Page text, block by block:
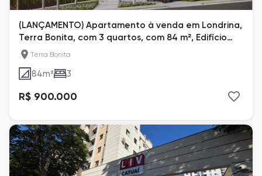
(LANÇAMENTO) Apartamento à venda em Londrina,
Terra Bonita, com 3 quartos, com 84 m², Edifício
Residencial WOOD
Terra Bonita
84m² 3
R$ 900.000